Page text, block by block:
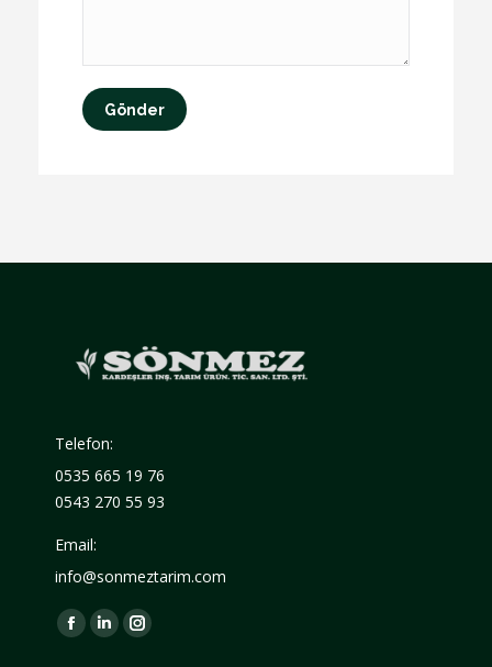
Telefon:
0535 665 19 76
0543 270 55 93
Email:
info@sonmeztarim.com
Find us on:
Facebook
LinkedinInstagram